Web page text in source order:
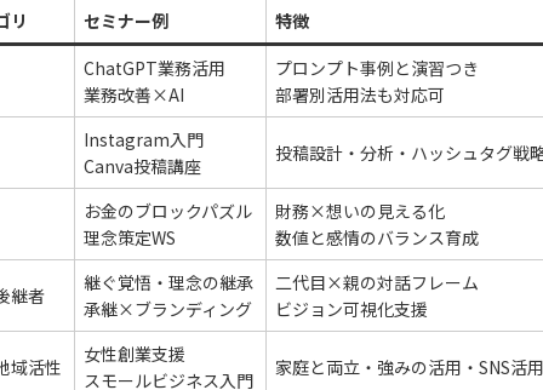
リ セミナー例
特徴
ChatGPT業務活用
業務改善×AI
プロンプト事例と演習つき
部署別活用法も対応可
Instagram入門
Canva投稿講座
投稿設計・分析・ハッシュタグ戦
お金のブロックパズル
理念策定WS
財務×想いの見える化
数値と感情のバランス育成
継者
継ぐ覚悟・理念の継承
承継×ブランディング
二代目×親の対話フレーム
ビジョン可視化支援
域活性
女性創業支援
スモールビジネス入門
家庭と両立・強みの活用・SNS活